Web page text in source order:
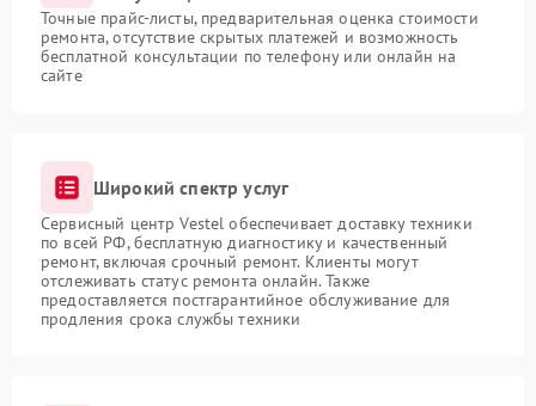
Точные прайс-листы, предварительная оценка стоимости
ремонта, отсутствие скрытых платежей и возможность
бесплатной консультации по телефону или онлайн на
сайте
Широкий спектр услуг
Сервисный центр Vestel обеспечивает доставку техники
по всей РФ, бесплатную диагностику и качественный
ремонт, включая срочный ремонт. Клиенты могут
отслеживать статус ремонта онлайн. Также
предоставляется постгарантийное обслуживание для
продления срока службы техники